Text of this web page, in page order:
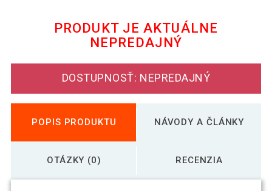
PRODUKT JE AKTUÁLNE
NEPREDAJNÝ
DOSTUPNOSŤ: NEPREDAJNÝ
POPIS PRODUKTU NÁVODY A ČLÁNKY
OTÁZKY (0) RECENZIA